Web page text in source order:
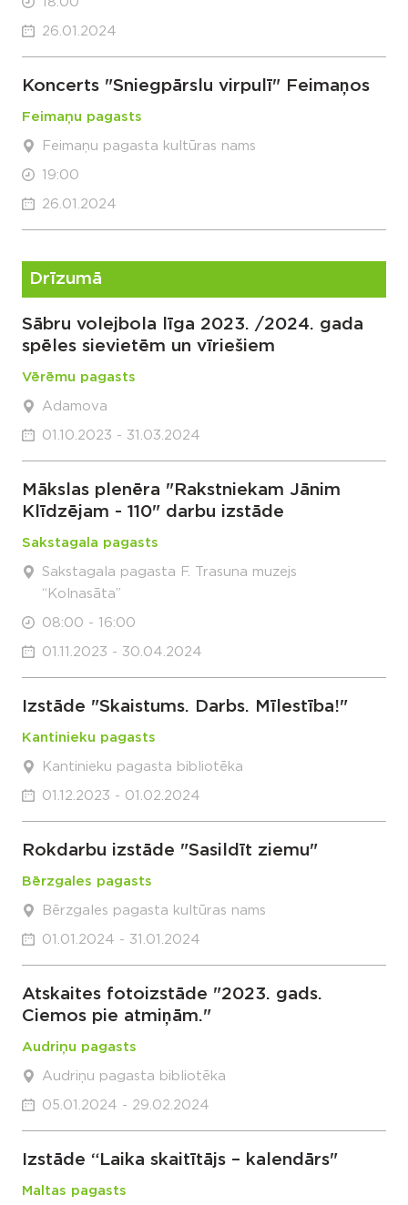
26.01.2024
Koncerts "Sniegpārslu virpulī" Feimaņos
Feimaņu pagasts
Feimaņu pagasta kultūras nams
19:00
26.01.2024
Drīzumā
Sābru volejbola līga 2023. /2024. gada
spēles sievietēm un vīriešiem
Vērēmu pagasts
Adamova
01.10.2023 - 31.03.2024
Mākslas plenēra "Rakstniekam Jānim
Klīdzējam - 110" darbu izstāde
Sakstagala pagasts
Sakstagala pagasta F. Trasuna muzejs
“Kolnasāta”
08:00 - 16:00
01.11.2023 - 30.04.2024
Izstāde "Skaistums. Darbs. Mīlestība!"
Kantinieku pagasts
Kantinieku pagasta bibliotēka
01.12.2023 - 01.02.2024
Rokdarbu izstāde "Sasildīt ziemu"
Bērzgales pagasts
Bērzgales pagasta kultūras nams
01.01.2024 - 31.01.2024
Atskaites fotoizstāde "2023. gads.
Ciemos pie atmiņām."
Audriņu pagasts
Audriņu pagasta bibliotēka
05.01.2024 - 29.02.2024
Izstāde “Laika skaitītājs – kalendārs"
Maltas pagasts